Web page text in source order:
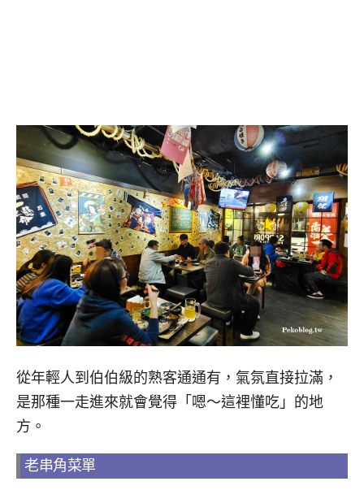
從年輕人到伯伯級的熟客通通有，氣氛直接拉滿，
是那種一走進來就會覺得「嗯～這裡懂吃」的地
方。
老串角菜單